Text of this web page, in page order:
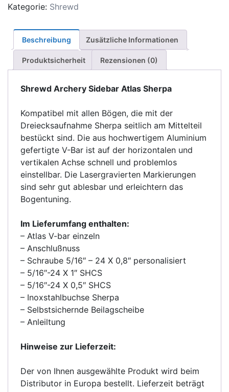
Kategorie: Shrewd
Beschreibung Zusätzliche Informationen
Produktsicherheit Rezensionen (0)
Shrewd Archery Sidebar Atlas Sherpa
Kompatibel mit allen Bögen, die mit der
Dreiecksaufnahme Sherpa seitlich am Mittelteil
bestückt sind. Die aus hochwertigem Aluminium
gefertigte V-Bar ist auf der horizontalen und
vertikalen Achse schnell und problemlos
einstellbar. Die Lasergravierten Markierungen
sind sehr gut ablesbar und erleichtern das
Bogentuning.
Im Lieferumfang enthalten:
– Atlas V-bar einzeln
– Anschlußnuss
– Schraube 5/16″ – 24 X 0,8″ personalisiert
– 5/16″-24 X 1″ SHCS
– 5/16″-24 X 0,5″ SHCS
– Inoxstahlbuchse Sherpa
– Selbstsichernde Beilagscheibe
– Anleiltung
Hinweise zur Lieferzeit:
Der von Ihnen ausgewählte Produkt wird beim
Distributor in Europa bestellt. Lieferzeit beträgt